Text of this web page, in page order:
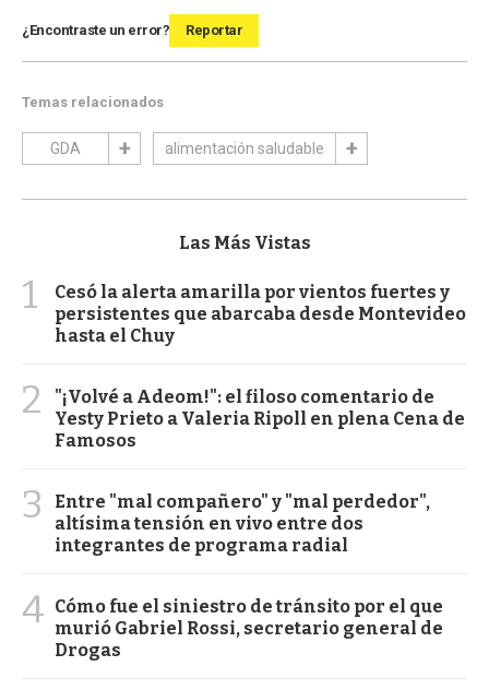
¿Encontraste un error? Reportar
Temas relacionados
GDA alimentación saludable
Las Más Vistas
1
Cesó la alerta amarilla por vientos fuertes y
persistentes que abarcaba desde Montevideo
hasta el Chuy
2
"¡Volvé a Adeom!": el filoso comentario de
Yesty Prieto a Valeria Ripoll en plena Cena de
Famosos
3
Entre "mal compañero" y "mal perdedor",
altísima tensión en vivo entre dos
integrantes de programa radial
4 Cómo fue el siniestro de tránsito por el que
murió Gabriel Rossi, secretario general de
Drogas